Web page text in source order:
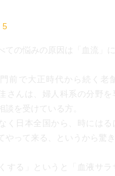
5
ての悩みの原因は「血流」に
前で大正時代から続く老
さんは、婦人科系の分野を
談を受けている方。
く日本全国から、時にはる
やって来る、というから驚き
する」というと「血液サラ